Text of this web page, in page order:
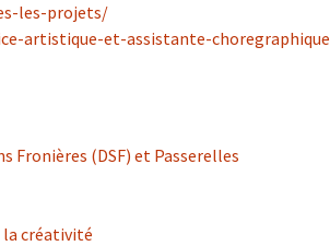
les-projets/
artistique-et-assistante-choregraphique
Fronières (DSF) et Passerelles
la créativité